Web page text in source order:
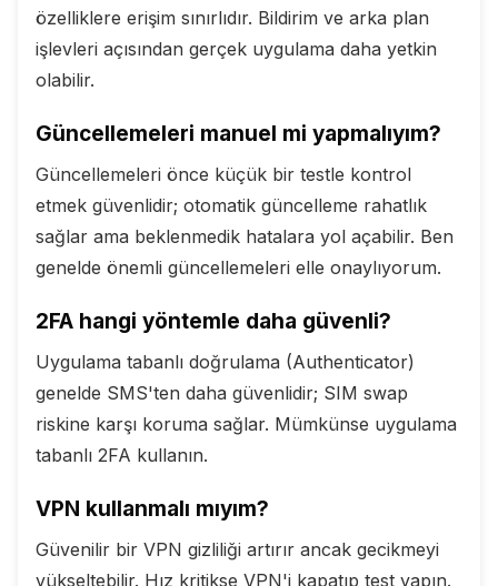
özelliklere erişim sınırlıdır. Bildirim ve arka plan
işlevleri açısından gerçek uygulama daha yetkin
olabilir.
Güncellemeleri manuel mi yapmalıyım?
Güncellemeleri önce küçük bir testle kontrol
etmek güvenlidir; otomatik güncelleme rahatlık
sağlar ama beklenmedik hatalara yol açabilir. Ben
genelde önemli güncellemeleri elle onaylıyorum.
2FA hangi yöntemle daha güvenli?
Uygulama tabanlı doğrulama (Authenticator)
genelde SMS'ten daha güvenlidir; SIM swap
riskine karşı koruma sağlar. Mümkünse uygulama
tabanlı 2FA kullanın.
VPN kullanmalı mıyım?
Güvenilir bir VPN gizliliği artırır ancak gecikmeyi
yükseltebilir. Hız kritikse VPN'i kapatıp test yapın.